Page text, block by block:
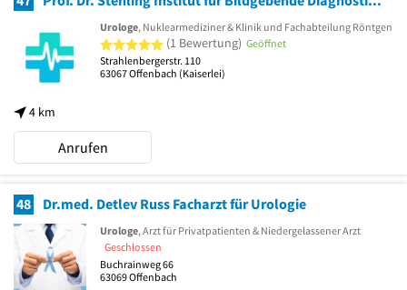
4 km
Urologe, Nuklearmediziner & Klinik und Fachabteilung Röntgen
5 von 5 Sternen
(1 Bewertung) Geöffnet
Strahlenbergerstr. 110
63067Offenbach (Kaiserlei)
Anrufen
48 Dr.med. Detlev Russ Facharzt für Urologie
Urologe, Arzt für Privatpatienten & Niedergelassener Arzt
Geschlossen
Buchrainweg 66
63069Offenbach